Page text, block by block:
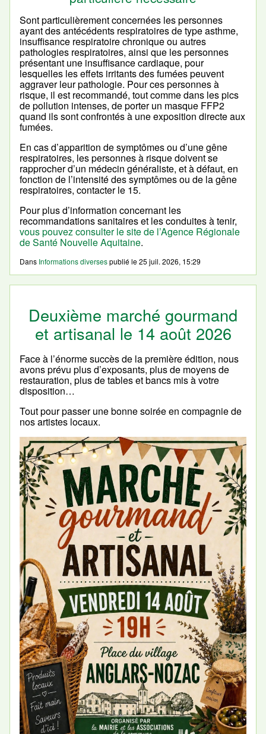
Sont particulièrement concernées les personnes
ayant des antécédents respiratoires de type asthme,
insuffisance respiratoire chronique ou autres
pathologies respiratoires, ainsi que les personnes
présentant une insuffisance cardiaque, pour
lesquelles les effets irritants des fumées peuvent
aggraver leur pathologie. Pour ces personnes à
risque, il est recommandé, tout comme dans les pics
de pollution intenses, de porter un masque FFP2
quand ils sont confrontés à une exposition directe aux
fumées.
En cas d’apparition de symptômes ou d’une gêne
respiratoires, les personnes à risque doivent se
rapprocher d’un médecin généraliste, et à défaut, en
fonction de l’intensité des symptômes ou de la gêne
respiratoires, contacter le 15.
Pour plus d’information concernant les
recommandations sanitaires et les conduites à tenir,
vous pouvez consulter le site de l’Agence Régionale
de Santé Nouvelle Aquitaine.
Dans Informations diversespublié le25 juil. 2026, 15:29
Deuxième marché gourmand
et artisanal le 14 août 2026
Face à l’énorme succès de la première édition, nous
avons prévu plus d’exposants, plus de moyens de
restauration, plus de tables et bancs mis à votre
disposition…
Tout pour passer une bonne soirée en compagnie de
nos artistes locaux.